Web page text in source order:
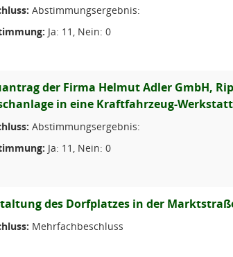
Abstimmungsergebnis:
Ja: 11, Nein: 0
der Firma Helmut Adler GmbH,
in eine Kraftfahrzeug-
Abstimmungsergebnis:
Ja: 11, Nein: 0
des Dorfplatzes in der
Mehrfachbeschluss